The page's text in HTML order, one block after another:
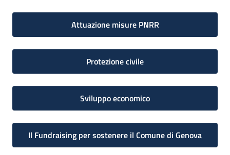
Attuazione misure PNRR
Protezione civile
Sviluppo economico
Il Fundraising per sostenere il Comune di Genova